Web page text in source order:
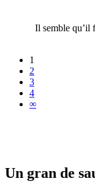
Il semble qu’il
1
2
3
4
∞
Un gran de